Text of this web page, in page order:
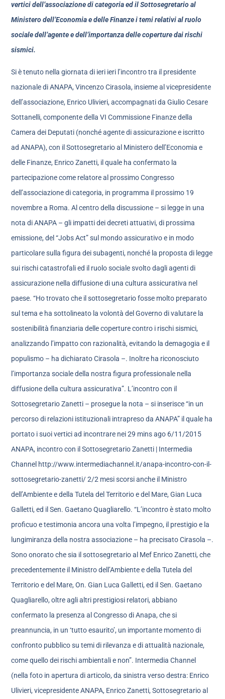
vertici dell’associazione di categoria ed il Sottosegretario al
Ministero dell’Economia e delle Finanze i temi relativi al ruolo
sociale dell’agente e dell’importanza delle coperture dai rischi
sismici.
Si è tenuto nella giornata di ieri ieri l’incontro tra il presidente
nazionale di ANAPA, Vincenzo Cirasola, insieme al vicepresidente
dell’associazione, Enrico Ulivieri, accompagnati da Giulio Cesare
Sottanelli, componente della VI Commissione Finanze della
Camera dei Deputati (nonché agente di assicurazione e iscritto
ad ANAPA), con il Sottosegretario al Ministero dell’Economia e
delle Finanze, Enrico Zanetti, il quale ha confermato la
partecipazione come relatore al prossimo Congresso
dell’associazione di categoria, in programma il prossimo 19
novembre a Roma. Al centro della discussione – si legge in una
nota di ANAPA – gli impatti dei decreti attuativi, di prossima
emissione, del “Jobs Act” sul mondo assicurativo e in modo
particolare sulla figura dei subagenti, nonché la proposta di legge
sui rischi catastrofali ed il ruolo sociale svolto dagli agenti di
assicurazione nella diffusione di una cultura assicurativa nel
paese. “Ho trovato che il sottosegretario fosse molto preparato
sul tema e ha sottolineato la volontà del Governo di valutare la
sostenibilità finanziaria delle coperture contro i rischi sismici,
analizzando l’impatto con razionalità, evitando la demagogia e il
populismo – ha dichiarato Cirasola –. Inoltre ha riconosciuto
l’importanza sociale della nostra figura professionale nella
diffusione della cultura assicurativa”. L’incontro con il
Sottosegretario Zanetti – prosegue la nota – si inserisce “in un
percorso di relazioni istituzionali intrapreso da ANAPA” il quale ha
portato i suoi vertici ad incontrare nei 29 mins ago 6/11/2015
ANAPA, incontro con il Sottosegretario Zanetti | Intermedia
Channel http://www.intermediachannel.it/anapa-incontro-con-il-
sottosegretario-zanetti/ 2/2 mesi scorsi anche il Ministro
dell’Ambiente e della Tutela del Territorio e del Mare, Gian Luca
Galletti, ed il Sen. Gaetano Quagliarello. “L’incontro è stato molto
proficuo e testimonia ancora una volta l’impegno, il prestigio e la
lungimiranza della nostra associazione – ha precisato Cirasola –.
Sono onorato che sia il sottosegretario al Mef Enrico Zanetti, che
precedentemente il Ministro dell’Ambiente e della Tutela del
Territorio e del Mare, On. Gian Luca Galletti, ed il Sen. Gaetano
Quagliarello, oltre agli altri prestigiosi relatori, abbiano
confermato la presenza al Congresso di Anapa, che si
preannuncia, in un ‘tutto esaurito’, un importante momento di
confronto pubblico su temi di rilevanza e di attualità nazionale,
come quello dei rischi ambientali e non”. Intermedia Channel
(nella foto in apertura di articolo, da sinistra verso destra: Enrico
Ulivieri, vicepresidente ANAPA, Enrico Zanetti, Sottosegretario al